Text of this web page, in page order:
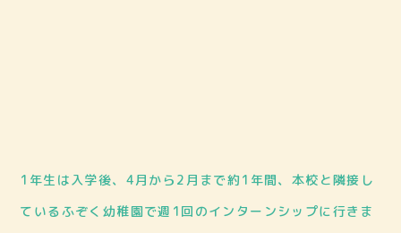
1年生は入学後、4月から2月まで約1年間、本校と隣接し
ているふぞく幼稚園で週1回のインターンシップに行きま